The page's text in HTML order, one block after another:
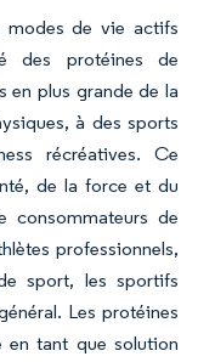
modes de vie actifs
des protéines de
en plus grande de la
à des sports
récréatives. Ce
de la force et du
consommateurs de
professionnels,
sport, les sportifs
Les protéines
en tant que solution